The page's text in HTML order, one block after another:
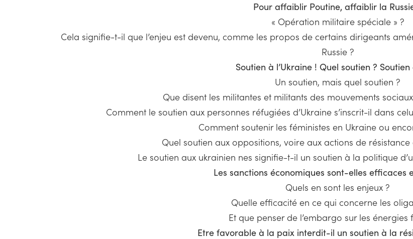
Pour affaiblir Poutine, affaiblir la
« Opération militaire spéciale » ?
Cela signifie-t-il que l’enjeu est devenu, comme les propos de certains dirigeants
Russie ?
Soutien à l’Ukraine ! Quel soutien ?
Un soutien, mais quel soutien ?
Que disent les militantes et militants des mouvements
Comment le soutien aux personnes réfugiées d’Ukraine s’inscrit-il dans
Comment soutenir les féministes en Ukraine ou
Quel soutien aux oppositions, voire aux actions de résistance
Le soutien aux ukrainien nes signifie-t-il un soutien à la politique
Les sanctions économiques sont-elles efficaces
Quels en sont les enjeux ?
Quelle efficacité en ce qui concerne les
Et que penser de l’embargo sur les énergies
Etre favorable à la paix interdit-il un soutien à la